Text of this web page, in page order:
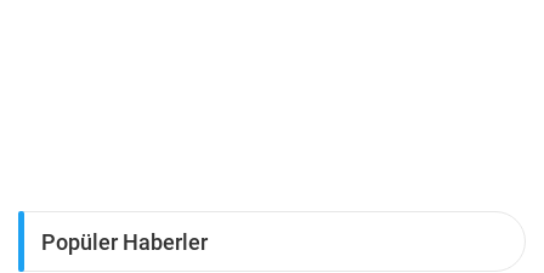
Popüler Haberler